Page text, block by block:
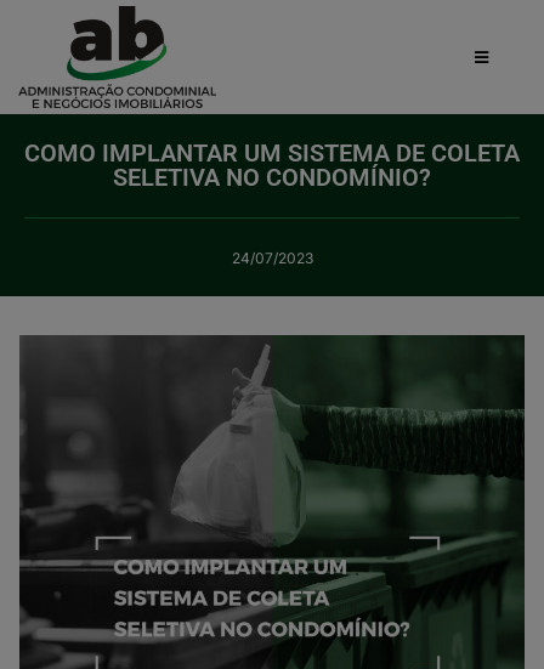
COMO IMPLANTAR UM SISTEMA DE COLETA
SELETIVA NO CONDOMÍNIO?
24/07/2023